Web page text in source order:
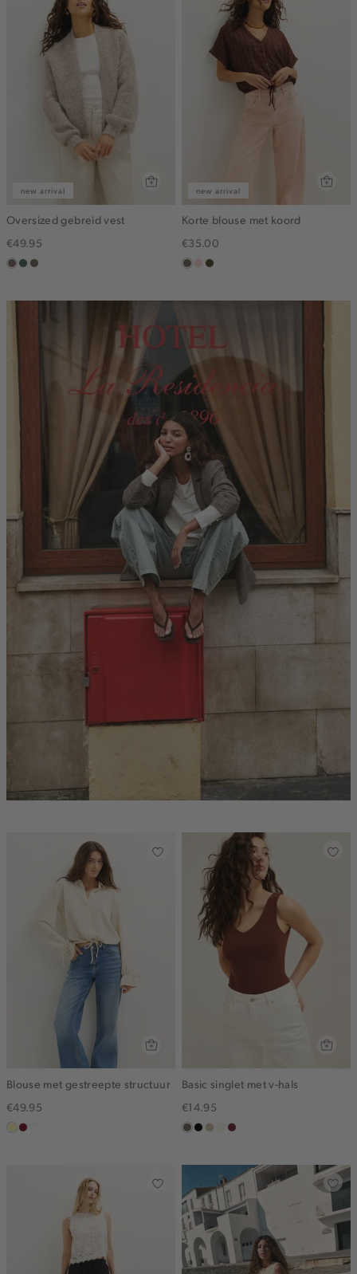
new arrival
Oversized gebreid vest
€49.95
taupe
groen,
bruin
new arrival
Korte blouse met koord
€35.00
middenbruin
pinkgroen,
midden
Blouse met gestreepte structuur
€49.95
lichtgeel
rood,
Basic singlet met v-hals
€14.95
middenbruin
zwartlichtzand
wit,
white
bordeaux